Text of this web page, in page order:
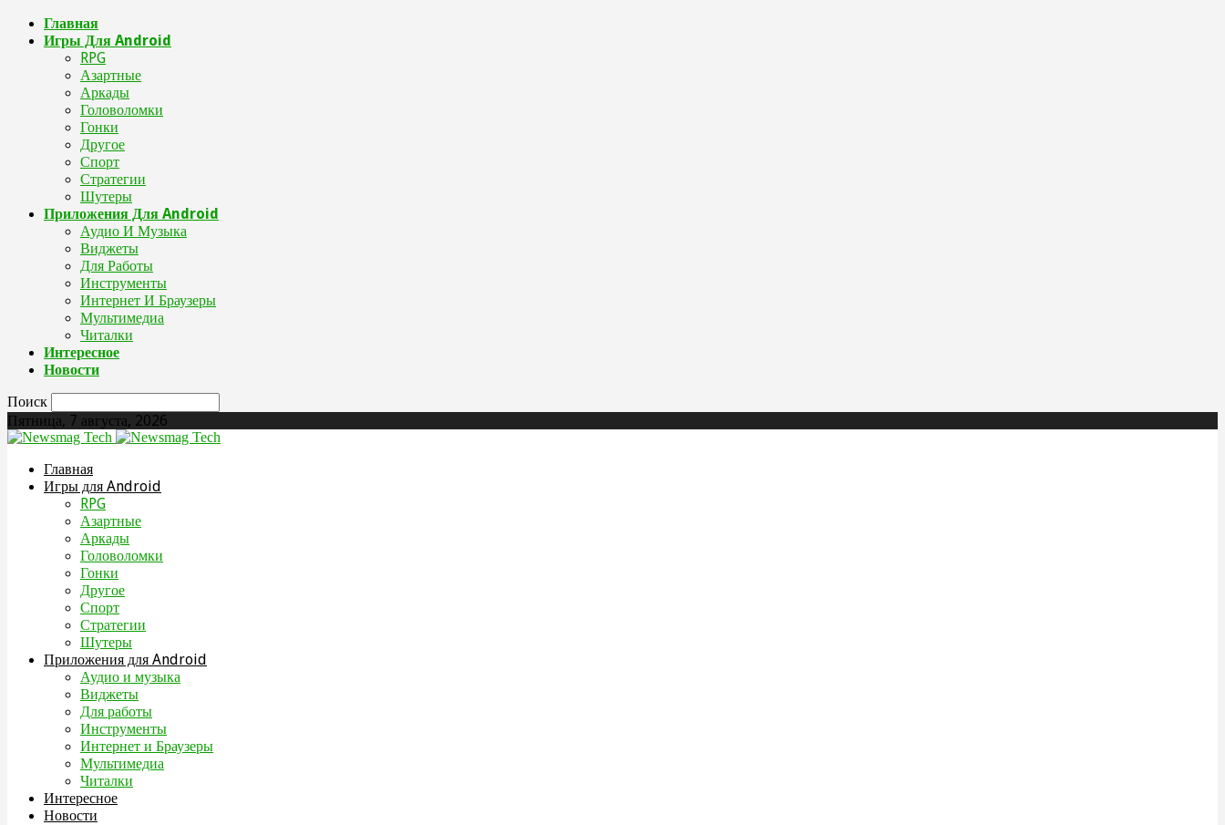
Главная
Игры Для Android
RPG
Азартные
Аркады
Головоломки
Гонки
Другое
Спорт
Стратегии
Шутеры
Приложения Для Android
Аудио И Музыка
Виджеты
Для Работы
Инструменты
Интернет И Браузеры
Мультимедиа
Читалки
Интересное
Новости
Поиск
Пятница, 7 августа, 2026
Главная
Игры для Android
RPG
Азартные
Аркады
Головоломки
Гонки
Другое
Спорт
Стратегии
Шутеры
Приложения для Android
Аудио и музыка
Виджеты
Для работы
Инструменты
Интернет и Браузеры
Мультимедиа
Читалки
Интересное
Новости